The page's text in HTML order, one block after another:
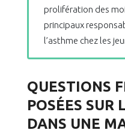
prolifération des
principaux
l’asthme chez les
QUESTIONS
POSÉES SUR
DANS UNE